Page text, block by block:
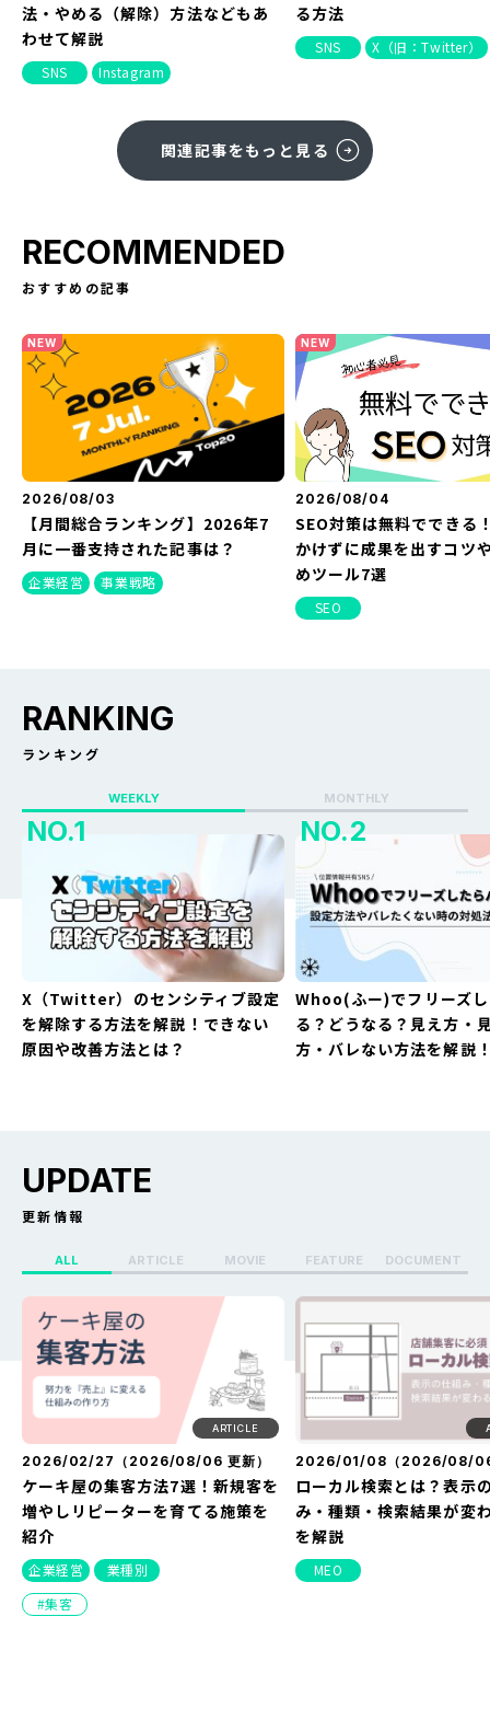
法・やめる（解除）方法などもあ
わせて解説
SNS Instagram
る方法
SNS X（旧：Twitter）
関連記事をもっと見る
RECOMMENDED
おすすめの記事
NEW
2026/08/03
【月間総合ランキング】2026年7
月に一番支持された記事は？
企業経営 事業戦略
NEW
2026/08/04
SEO対策は無料でできる
かけずに成果を出すコツ
めツール7選
SEO
RANKING
ランキング
WEEKLY MONTHLY
X（Twitter）のセンシティブ設定
を解除する方法を解説！できない
原因や改善方法とは？
Whoo(ふー)でフリーズ
る？どうなる？見え方・
方・バレない方法を解説
を解除する方法を解説！できない
原因や改善方法とは？
方・バレない方法を解説
UPDATE
更新情報
ALL ARTICLE MOVIE FEATURE DOCUMENT
ARTICLE
2026/02/27（ 2026/08/06 更新）
ケーキ屋の集客方法7選！新規客を
増やしリピーターを育てる施策を
紹介
企業経営
業種別
集客
2026/01/08（ 2026/08/
ローカル検索とは？表示
み・種類・検索結果が変
を解説
MEO